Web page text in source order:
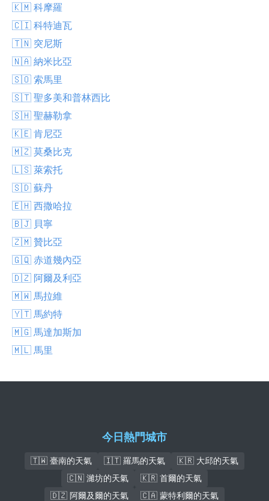
🇰🇲 科摩羅
🇨🇮 科特迪瓦
🇹🇳 突尼斯
🇳🇦 納米比亞
🇸🇴 索馬里
🇸🇹 聖多美和普林西比
🇸🇭 聖赫勒拿
🇰🇪 肯尼亞
🇲🇿 莫桑比克
🇱🇸 萊索托
🇸🇩 蘇丹
🇪🇭 西撒哈拉
🇧🇯 貝寧
🇿🇲 贊比亞
🇬🇶 赤道幾內亞
🇩🇿 阿爾及利亞
🇲🇼 馬拉維
🇾🇹 馬約特
🇲🇬 馬達加斯加
🇲🇱 馬里
今日熱門城市
🇹🇼 臺南的天氣 🇮🇹 羅馬的天氣
🇰🇷 大邱的天氣
🇨🇳 濰坊的天氣
🇰🇷 首爾的天氣
🇩🇿 阿爾及爾的天氣
🇨🇦 蒙特利爾的天氣